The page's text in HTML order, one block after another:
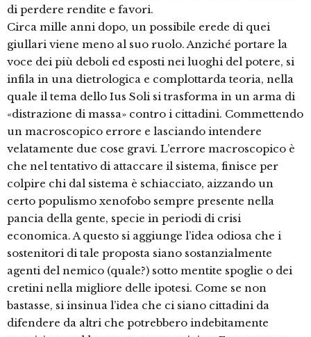
di perdere rendite e favori.
Circa mille anni dopo, un possibile erede di quei
giullari viene meno al suo ruolo. Anziché portare la
voce dei più deboli ed esposti nei luoghi del potere, si
infila in una dietrologica e complottarda teoria, nella
quale il tema dello Ius Soli si trasforma in un arma di
«distrazione di massa» contro i cittadini. Commettendo
un macroscopico errore e lasciando intendere
velatamente due cose gravi. L’errore macroscopico è
che nel tentativo di attaccare il sistema, finisce per
colpire chi dal sistema è schiacciato, aizzando un
certo populismo xenofobo sempre presente nella
pancia della gente, specie in periodi di crisi
economica. A questo si aggiunge l’idea odiosa che i
sostenitori di tale proposta siano sostanzialmente
agenti del nemico (quale?) sotto mentite spoglie o dei
cretini nella migliore delle ipotesi. Come se non
bastasse, si insinua l’idea che ci siano cittadini da
difendere da altri che potrebbero indebitamente